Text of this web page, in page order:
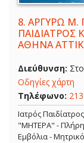
8. ΑΡΓΥΡΩ Μ.
ΠΑΙΔΙΑΤΡΟΣ
ΑΘΗΝΑ
Διεύθυνση:
Οδηγίες χάρτη
Τηλέφωνο:
Ιατρός
"ΜΗΤΕΡΑ" - Πλήρης
Εμβόλια -